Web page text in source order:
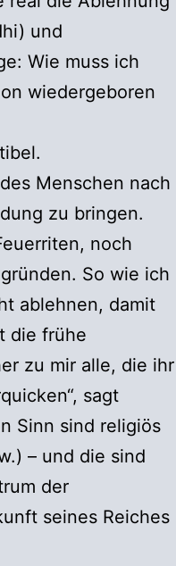
und
Wie muss ich
wiedergeboren
Menschen nach
zu bringen.
noch
So wie ich
ablehnen, damit
die frühe
zu mir alle, die ihr
sagt
Sinn sind religiös
– und die sind
der
seines Reiches